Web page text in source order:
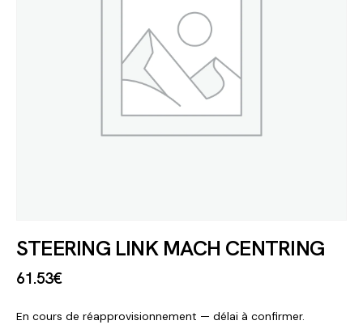
STEERING LINK MACH CENTRING
61.53€
En cours de réapprovisionnement — délai à confirmer.